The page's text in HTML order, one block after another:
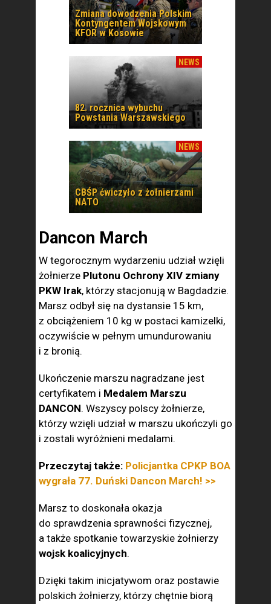
Zmiana dowodzenia Polskim
Kontyngentem Wojskowym
KFOR w Kosowie
NEWS
82. rocznica wybuchu
Powstania Warszawskiego
NEWS
CBŚP ćwiczyło z żołnierzami
NATO
Dancon March
W tegorocznym wydarzeniu udział wzięli
żołnierze Plutonu Ochrony XIV zmiany
PKW Irak, którzy stacjonują w Bagdadzie.
Marsz odbył się na dystansie 15 km,
z obciążeniem 10 kg w postaci kamizelki,
oczywiście w pełnym umundurowaniu
i z bronią.
Ukończenie marszu nagradzane jest
certyfikatem i Medalem Marszu
DANCON. Wszyscy polscy żołnierze,
którzy wzięli udział w marszu ukończyli go
i zostali wyróżnieni medalami.
Przeczytaj także: Policjantka CPKP BOA
wygrała 77. Duński Dancon March! >>
Marsz to doskonała okazja
do sprawdzenia sprawności fizycznej,
a także spotkanie towarzyskie żołnierzy
wojsk koalicyjnych.
Dzięki takim inicjatywom oraz postawie
polskich żołnierzy, którzy chętnie biorą